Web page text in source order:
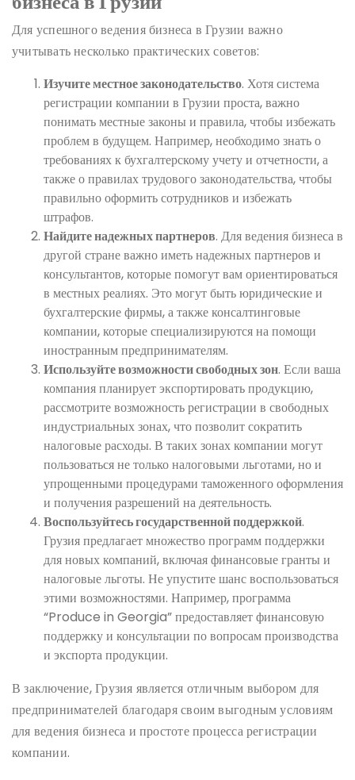
Для успешного ведения бизнеса в Грузии важно
учитывать несколько практических советов:
Изучите местное законодательство. Хотя система
регистрации компании в Грузии проста, важно
понимать местные законы и правила, чтобы избежать
проблем в будущем. Например, необходимо знать о
требованиях к бухгалтерскому учету и отчетности, а
также о правилах трудового законодательства, чтобы
правильно оформить сотрудников и избежать
штрафов.
Найдите надежных партнеров. Для ведения бизнеса в
другой стране важно иметь надежных партнеров и
консультантов, которые помогут вам ориентироваться
в местных реалиях. Это могут быть юридические и
бухгалтерские фирмы, а также консалтинговые
компании, которые специализируются на помощи
иностранным предпринимателям.
Используйте возможности свободных зон. Если ваша
компания планирует экспортировать продукцию,
рассмотрите возможность регистрации в свободных
индустриальных зонах, что позволит сократить
налоговые расходы. В таких зонах компании могут
пользоваться не только налоговыми льготами, но и
упрощенными процедурами таможенного оформления
и получения разрешений на деятельность.
Воспользуйтесь государственной поддержкой.
Грузия предлагает множество программ поддержки
для новых компаний, включая финансовые гранты и
налоговые льготы. Не упустите шанс воспользоваться
этими возможностями. Например, программа
“Produce in Georgia” предоставляет финансовую
поддержку и консультации по вопросам производства
и экспорта продукции.
В заключение, Грузия является отличным выбором для
предпринимателей благодаря своим выгодным условиям
для ведения бизнеса и простоте процесса регистрации
компании.